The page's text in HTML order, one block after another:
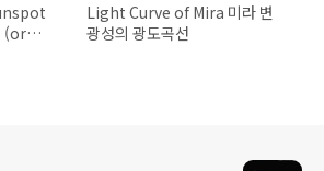
(or
Light Curve of Mira 미라 변
광성의 광도곡선